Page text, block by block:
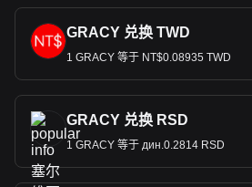
GRACY 兑换 TWD
1 GRACY 等于 NT$0.08935 TWD
GRACY 兑换 RSD
1 GRACY 等于 дин.0.2814 RSD